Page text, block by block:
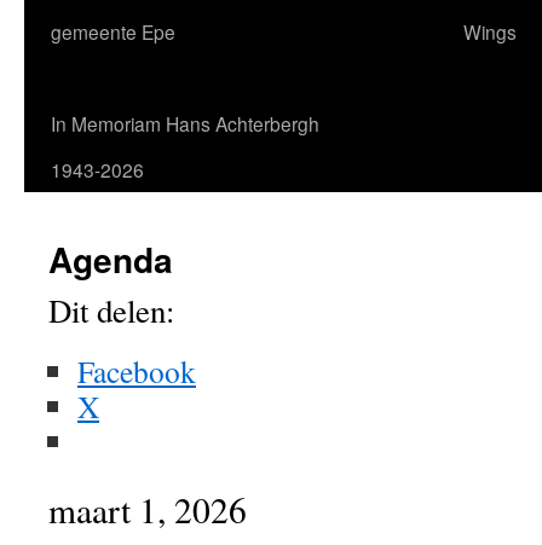
gemeente Epe
Wings
In Memoriam Hans Achterbergh
1943-2026
Agenda
Dit delen:
Facebook
X
maart 1, 2026